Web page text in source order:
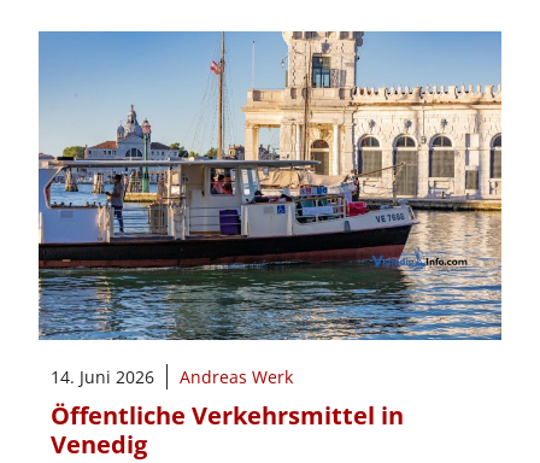
14. Juni 2026 Andreas Werk
Öffentliche Verkehrsmittel in
Venedig